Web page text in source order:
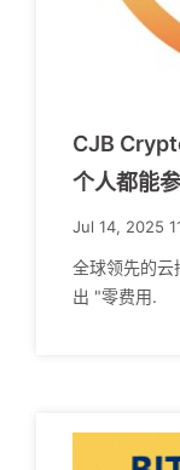
CJB
个人都能
Jul 14, 2025
全球领先的
出 "零费用.